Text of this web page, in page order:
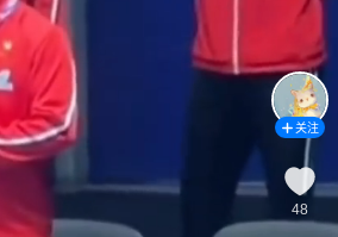
关注
48